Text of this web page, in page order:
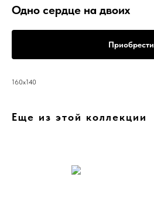
Одно сердце на двоих
Приобрести
160х140
Еще из этой коллекции